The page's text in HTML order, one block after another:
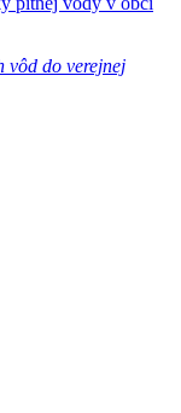
vôd do verejnej